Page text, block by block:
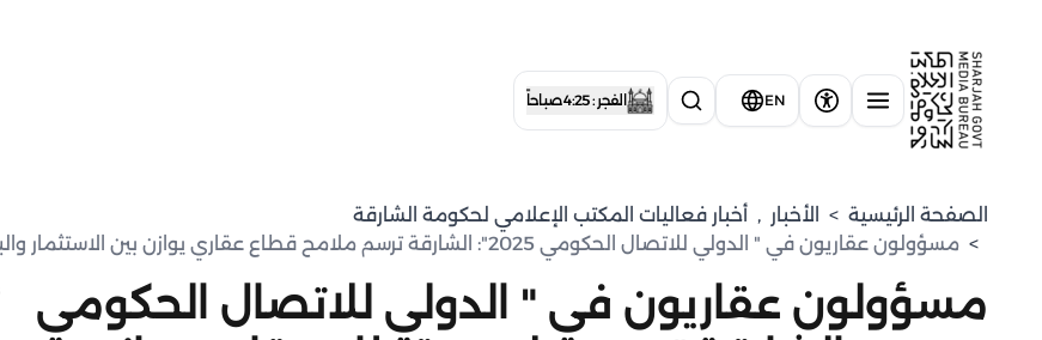
EN الفجر : 4:25 صباحاً
الصفحة الرئيسية > الأخبار , أخبار فعاليات المكتب الإعلامي لحكومة الشارقة
> مسؤولون عقاريون في " الدولي للاتصال الحكومي 2025": الشارقة ترسم ملامح قطاع عقاري يوازن بين الاستثمار والبيئة
مسؤولون عقاريون في " الدولي للاتصال الحكومي